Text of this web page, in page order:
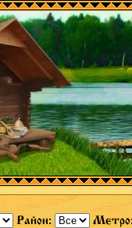
Район:
Метро: